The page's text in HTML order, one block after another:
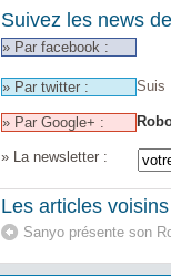
Suivez les news
» Par facebook :
» Par twitter : Suis
» Par Google+ :
» La newsletter :
Les articles voisins
Sanyo présente son